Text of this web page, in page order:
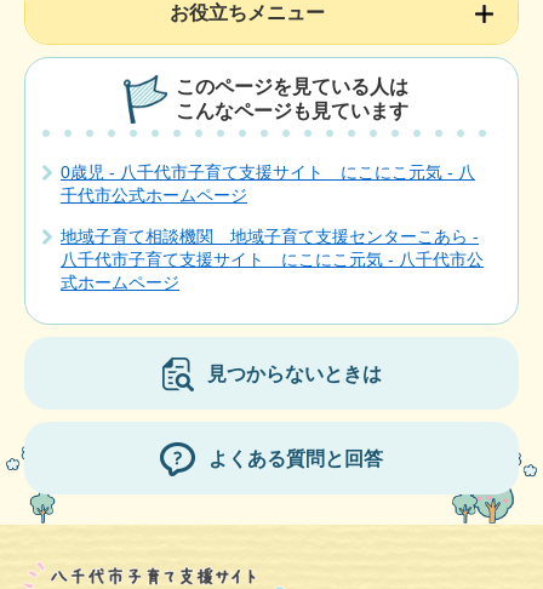
お役立ちメニュー
このページを見ている人は
こんなページも見ています
0歳児 - 八千代市子育て支援サイト にこにこ元気 - 八
千代市公式ホームページ
地域子育て相談機関 地域子育て支援センターこあら -
八千代市子育て支援サイト にこにこ元気 - 八千代市公
式ホームページ
見つからないときは
よくある質問と回答